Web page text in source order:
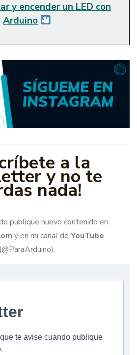
y encender un LED con
Arduino
a la
y no te
nada!
publique nuevo contenido en
y en mi canal de YouTube
(@ParaArduino).
te avise cuando publique